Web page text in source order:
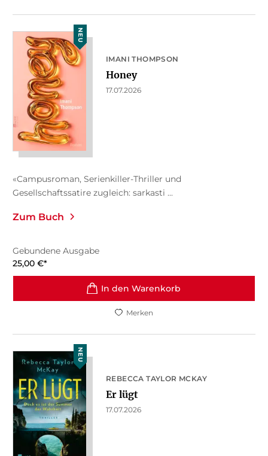
NEU
IMANI THOMPSON
Honey
17.07.2026
«Campusroman, Serienkiller-Thriller und
Gesellschaftssatire zugleich: sarkasti ...
Zum Buch
Gebundene Ausgabe
25,00 €*
In den Warenkorb
Merken
NEU
REBECCA TAYLOR MCKAY
Er lügt
17.07.2026